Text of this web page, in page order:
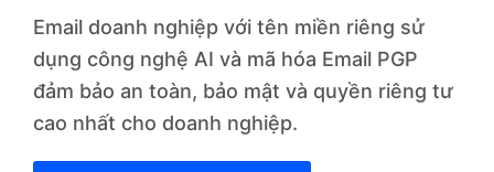
Email doanh nghiệp với tên miền riêng sử
dụng công nghệ AI và mã hóa Email PGP
đảm bảo an toàn, bảo mật và quyền riêng tư
cao nhất cho doanh nghiệp.